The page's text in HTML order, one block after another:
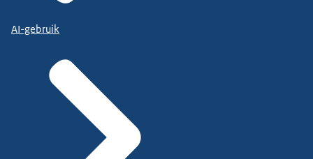
AI-gebruik